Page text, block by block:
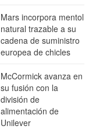
Mars incorpora mentol
natural trazable a su
cadena de suministro
europea de chicles
McCormick avanza en
su fusión con la
división de
alimentación de
Unilever